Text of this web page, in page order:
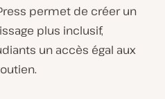
permet de créer un
plus inclusif,
un accès égal aux